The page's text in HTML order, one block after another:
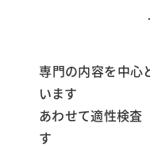
専門の内容を中心
います
あわせて適性検査
す